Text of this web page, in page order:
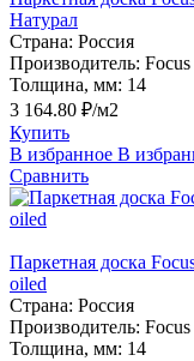
Натурал
Страна: Россия
Производитель:
Толщина, мм: 14
3 164.80 ₽/м2
Купить
В избранное В
Сравнить
Паркетная доска
oiled
Страна: Россия
Производитель:
Толщина, мм: 14